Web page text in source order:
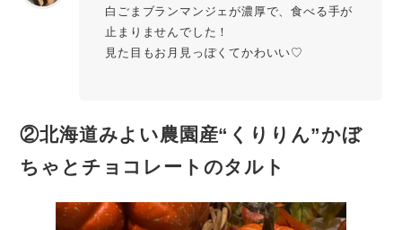
白ごまブランマンジェが濃厚で、食べる手が
止まりませんでした！
見た目もお月見っぽくてかわいい♡
②北海道みよい農園産“くりりん”かぼ
ちゃとチョコレートのタルト